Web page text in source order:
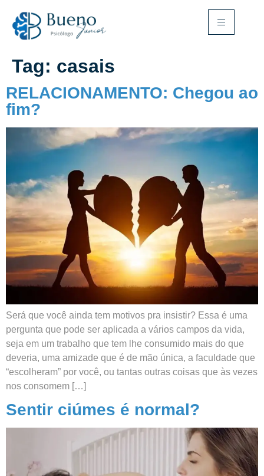
Tag: casais
RELACIONAMENTO: Chegou ao
fim?
Será que você ainda tem motivos pra insistir? Essa é uma
pergunta que pode ser aplicada a vários campos da vida,
seja em um trabalho que tem lhe consumido mais do que
deveria, uma amizade que é de mão única, a faculdade que
“escolheram” por você, ou tantas outras coisas que às vezes
nos consomem […]
Sentir ciúmes é normal?